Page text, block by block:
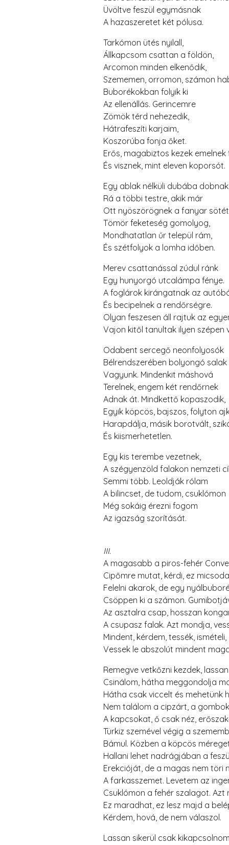
Üvöltve feszül egymásnak
A hazaszeretet két pólusa.
Tarkómon ütés nyilall,
Állkapcsom csattan a földön,
Arcomon minden elkenődik,
Szememen, orromon, számon
Buborékokban folyik ki
Az ellenállás. Gerincemre
Zömök térd nehezedik,
Hátrafeszíti karjaim,
Koszorúba fonja őket.
Erős, magabiztos kezek emelnek
És visznek, mint eleven koporsót.
Egy ablak nélküli dubába
Rá a többi testre, akik már
Ott nyöszörögnek a fanyar
Tömör feketeség gomolyog,
Mondhatatlan űr települ rám,
És szétfolyok a lomha időben.
Merev csattanással zúdul ránk
Egy hunyorgó utcalámpa fénye.
A foglárok kirángatnak az
És becipelnek a rendőrségre.
Olyan feszesen áll rajtuk az
Vajon kitől tanultak ilyen szépen
Odabent sercegő neonfolyosók
Bélrendszerében bolyongó salak
Vagyunk. Mindenkit máshová
Terelnek, engem két rendőrnek
Adnak át. Mindkettő kopaszodik,
Egyik köpcös, bajszos, folyton
Harapdálja, másik borotvált,
És kiismerhetetlen.
Egy kis terembe vezetnek,
A szégyenzöld falakon nemzeti
Semmi több. Leoldják rólam
A bilincset, de tudom, csuklómon
Még sokáig érezni fogom
Az igazság szorítását.
III.
A magasabb a piros-fehér
Cipőmre mutat, kérdi, ez
Felelni akarok, de egy
Csöppen ki a számon.
Az asztalra csap, hosszan
A csupasz falak. Azt mondja,
Mindent, kérdem, tessék, ismételi,
Vessek le abszolút mindent
Remegve vetkőzni kezdek, lassan
Csinálom, hátha meggondolja
Hátha csak viccelt és mehetünk
Nem találom a cipzárt, a
A kapcsokat, ő csak néz,
Türkiz szemével végig a
Bámul. Közben a köpcös
Hallani lehet nadrágjában a
Erekcióját, de a magas nem töri
A farkasszemet. Levetem az
Csuklómon a fehér szalagot. Azt
Ez maradhat, ez lesz majd a
Kérdem, hová, de nem válaszol.
Lassan sikerül csak kikapcsolnom